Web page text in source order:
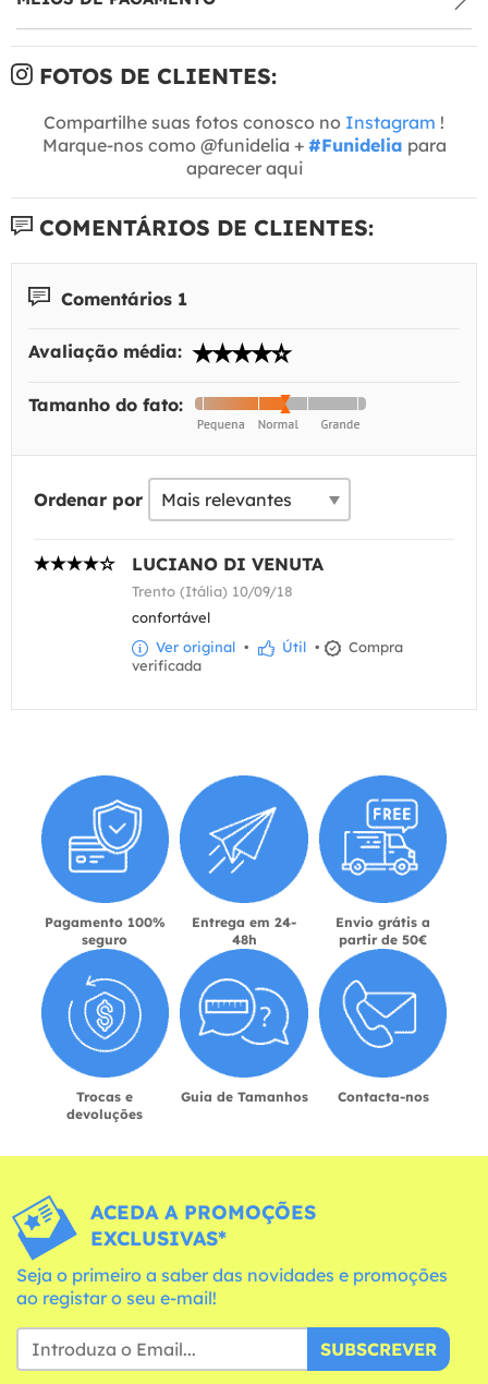
FOTOS DE CLIENTES:
Compartilhe suas fotos conosco no Instagram !
Marque-nos como @funidelia + #Funidelia para
aparecer aqui
COMENTÁRIOS DE CLIENTES:
Comentários 1
Avaliação média:
Tamanho do fato:
Ordenar por
LUCIANO DI VENUTA
Trento (Itália) 10/09/18
confortável
Ver original • Útil •
Compra
verificada
Pagamento 100%
seguro
Entrega em 24-
48h
Envio grátis a
partir de 50€
Trocas e
devoluções
Guia de Tamanhos Contacta-nos
ACEDA A PROMOÇÕES
EXCLUSIVAS*
Seja o primeiro a saber das novidades e promoções
ao registar o seu e-mail!
SUBSCREVER